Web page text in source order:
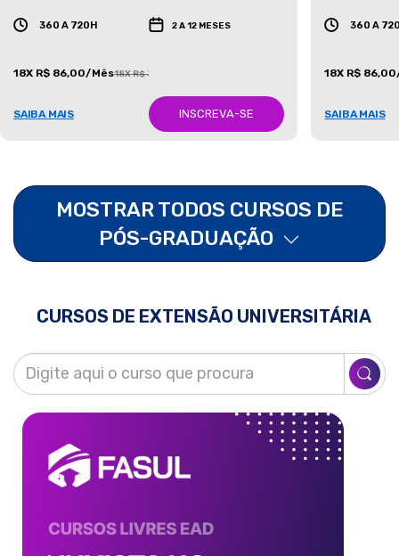
360 A 720H 2 A 12 MESES
18X R$ 86,00/Mês18X R$ 387,00/Mês
SAIBA MAIS INSCREVA-SE
360 A
18X R$
SAIBA MAIS
MOSTRAR TODOS CURSOS DE
PÓS-GRADUAÇÃO
CURSOS DE EXTENSÃO UNIVERSITÁRIA